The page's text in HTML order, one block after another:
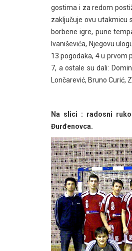
gostima i za redom
zaključuje ovu utakmicu
borbene igre, pune
Ivaniševića, Njegovu
13 pogodaka, 4 u prvom
7, a ostale su dali:
Lončarević, Bruno Curić,
Na slici : radosni
Đurđenovca.